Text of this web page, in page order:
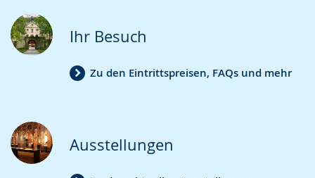
wechseln.
Deutscher
Gebärdensprache
wird
Ihr Besuch
Zu den Eintrittspreisen, FAQs und mehr
Ausstellungen